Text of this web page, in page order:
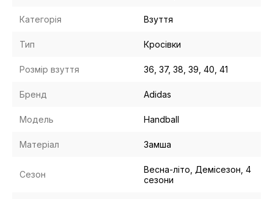
Категорія Взуття
Тип Кросівки
Розмір взуття 36, 37, 38, 39, 40, 41
Бренд Adidas
Модель Handball
Матеріал Замша
Сезон
Весна-літо, Демісезон, 4
сезони